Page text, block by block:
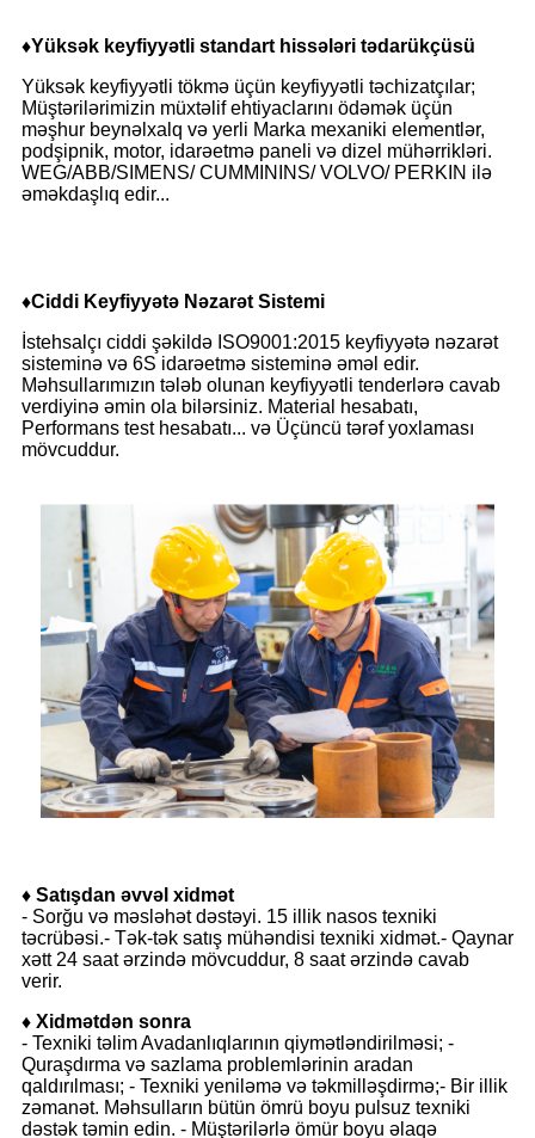
♦Yüksək keyfiyyətli standart hissələri tədarükçüsü
Yüksək keyfiyyətli tökmə üçün keyfiyyətli təchizatçılar;
Müştərilərimizin müxtəlif ehtiyaclarını ödəmək üçün
məşhur beynəlxalq və yerli Marka mexaniki elementlər,
podşipnik, motor, idarəetmə paneli və dizel mühərrikləri.
WEG/ABB/SIMENS/ CUMMININS/ VOLVO/ PERKIN ilə
əməkdaşlıq edir...
♦Ciddi Keyfiyyətə Nəzarət Sistemi
İstehsalçı ciddi şəkildə ISO9001:2015 keyfiyyətə nəzarət
sisteminə və 6S idarəetmə sisteminə əməl edir.
Məhsullarımızın tələb olunan keyfiyyətli tenderlərə cavab
verdiyinə əmin ola bilərsiniz. Material hesabatı,
Performans test hesabatı... və Üçüncü tərəf yoxlaması
mövcuddur.
♦ Satışdan əvvəl xidmət
- Sorğu və məsləhət dəstəyi. 15 illik nasos texniki
təcrübəsi.- Tək-tək satış mühəndisi texniki xidmət.- Qaynar
xətt 24 saat ərzində mövcuddur, 8 saat ərzində cavab
verir.
♦ Xidmətdən sonra
- Texniki təlim Avadanlıqlarının qiymətləndirilməsi; -
Quraşdırma və sazlama problemlərinin aradan
qaldırılması; - Texniki yeniləmə və təkmilləşdirmə;- Bir illik
zəmanət. Məhsulların bütün ömrü boyu pulsuz texniki
dəstək təmin edin. - Müştərilərlə ömür boyu əlaqə